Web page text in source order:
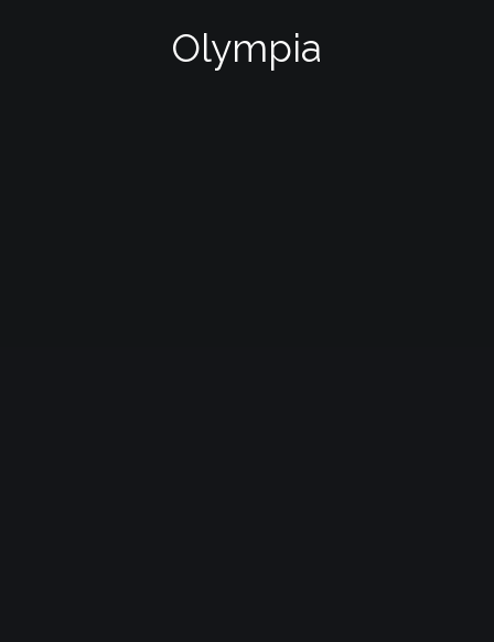
Olympia